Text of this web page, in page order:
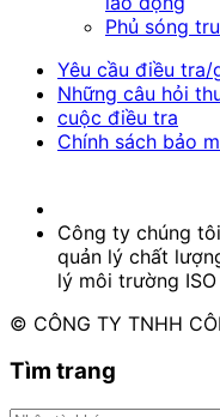
Phủ sóng
Yêu cầu điều tra/
Những câu hỏi
cuộc điều tra
Chính sách bảo
Công ty chúng
quản lý chất
lý môi trường ISO
© CÔNG TY TNHH
Tìm trang